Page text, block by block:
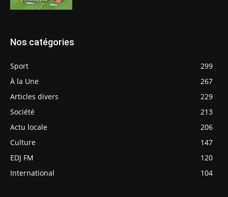
Nos catégories
Sport
299
À la Une
267
Articles divers
229
Société
213
Actu locale
206
Culture
147
EDJ FM
120
International
104